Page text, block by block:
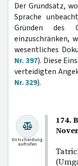
Der Grundsatz,
Sprache
Gründen des
einzuschränken,
wesentliches
Nr. 397). Diese
verteidigten
Nr. 329).
174.
Entscheidung
aufrufen